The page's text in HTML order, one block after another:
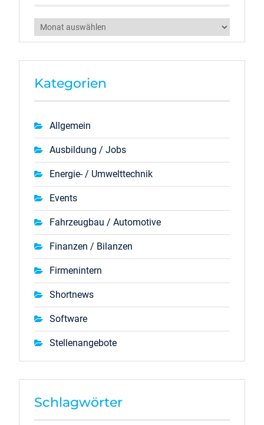
Archiv
Kategorien
Allgemein
Ausbildung / Jobs
Energie- / Umwelttechnik
Events
Fahrzeugbau / Automotive
Finanzen / Bilanzen
Firmenintern
Shortnews
Software
Stellenangebote
Schlagwörter